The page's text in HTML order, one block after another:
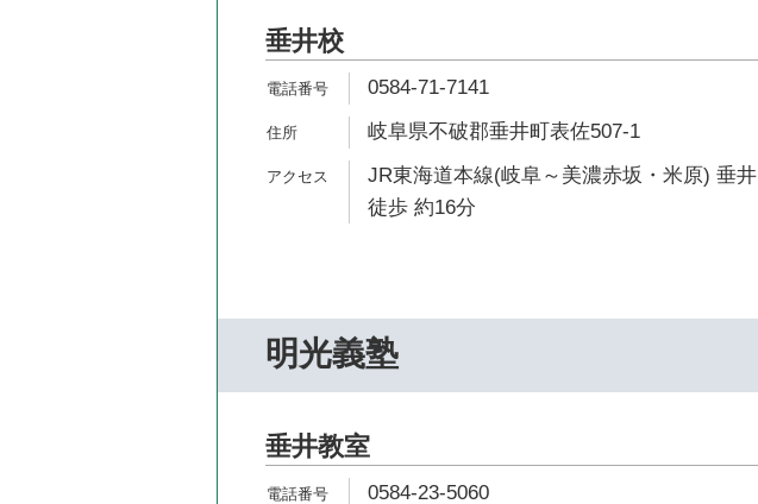
垂井校
0584-71-7141
岐阜県不破郡垂井町表佐507-1
JR東海道本線(岐阜～美濃赤坂・米原) 垂井
徒歩 約16分
明光義塾
垂井教室
0584-23-5060